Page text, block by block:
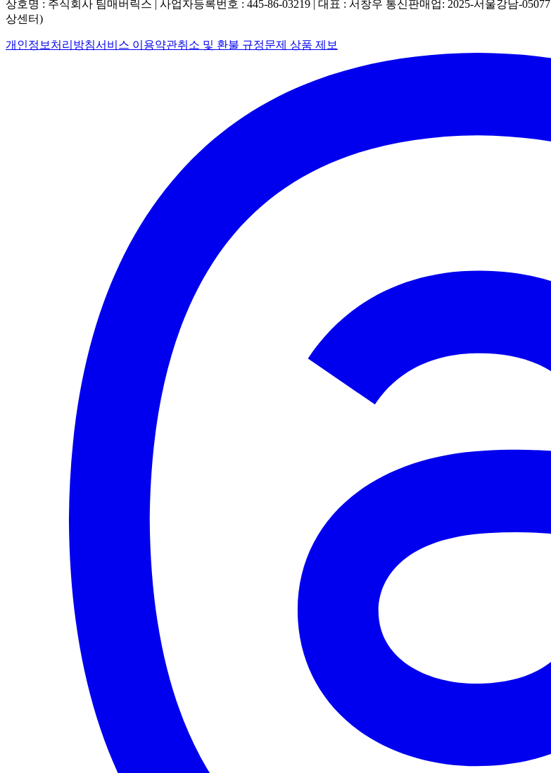
상호명 : 주식회사 팀매버릭스 | 사업자등록번호 : 445-86-03219 | 대표 : 서창우 통신판매업: 2025-서울강남-05077
상센터)
개인정보처리방침서비스 이용약관취소 및 환불 규정문제 상품 제보